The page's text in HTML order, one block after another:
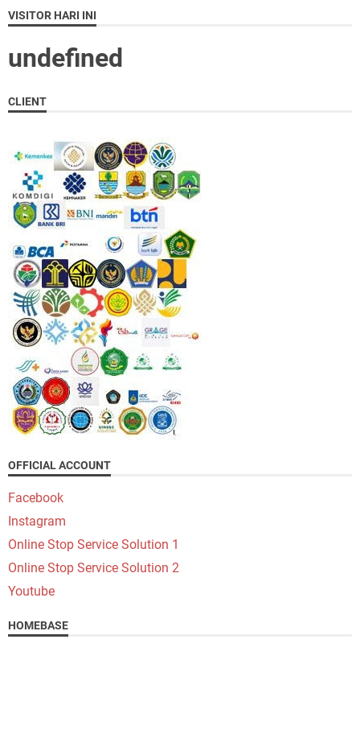
VISITOR HARI INI
undefned
CLIENT
OFFICIAL ACCOUNT
Facebook
Instagram
Online Stop Service Solution 1
Online Stop Service Solution 2
Youtube
HOMEBASE